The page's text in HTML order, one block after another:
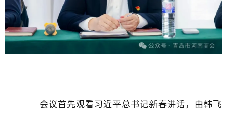
会议首先观看习近平总书记新春讲话，由韩飞